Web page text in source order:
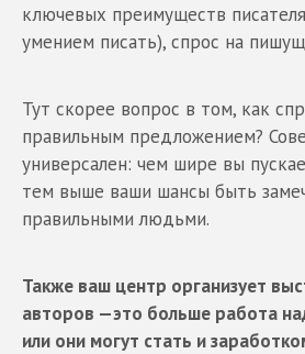
ключевых преимуществ
умением писать), спрос на
Тут скорее вопрос в том, как
правильным предложением?
универсален: чем шире вы
тем выше ваши шансы быть
правильными людьми.
Также ваш центр организует
авторов —это больше работа
или они могут стать и